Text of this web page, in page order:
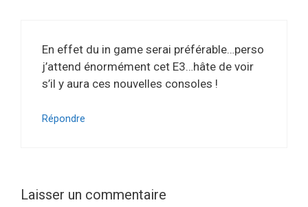
En effet du in game serai préférable…perso
j’attend énormément cet E3…hâte de voir
s’il y aura ces nouvelles consoles !
Répondre
Laisser un commentaire